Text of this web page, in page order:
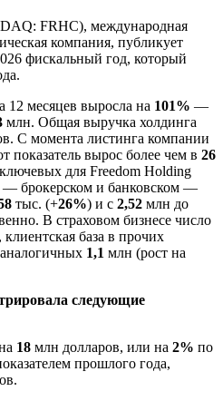
FRHC), международная
компания, публикует
фискальный год, который
12 месяцев выросла на 101% —
млн. Общая выручка холдинга
С момента листинга компании
показатель вырос более чем в 26
для Freedom Holding
— брокерском и банковском —
тыс. (+26%) и с 2,52 млн до
В страховом бизнесе число
база в прочих
аналогичных 1,1 млн (рост на
следующие
18 млн долларов, или на 2% по
прошлого года,